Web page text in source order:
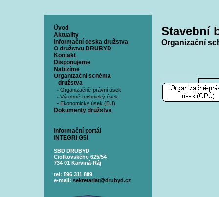
Úvod
Aktuality
Informační deska družstva
O družstvu DRUBYD
Kontakt
Disponujeme
Nabízíme
Organizační schéma
družstva
- Organizačně-právní úsek
- Výrobně-technický úsek
- Ekonomický úsek (EÚ)
Dokumenty družstva
Informační portál
INTEGRI G5i
SBD DRUBYD
Ciolkovského 625/54
734 01 Karviná-Ráj
tel: 596 311 889
e-mail: sekretariat@drubyd.cz
Stavební
Organizační